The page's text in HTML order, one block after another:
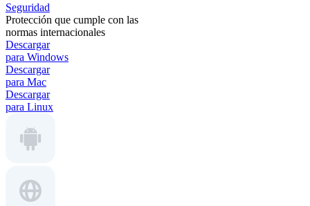
Seguridad
Protección que cumple con las
normas internacionales
Descargar
para Windows
Descargar
para Mac
Descargar
para Linux